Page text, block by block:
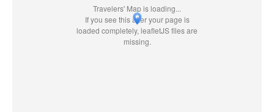
Travelers' Map is loading...
If you see this after your page is
loaded completely, leafletJS files are
missing.